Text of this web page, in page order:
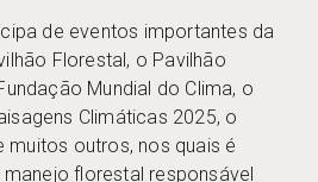
de eventos importantes da
Florestal, o Pavilhão
Mundial do Clima, o
Climáticas 2025, o
muitos outros, nos quais é
florestal responsável